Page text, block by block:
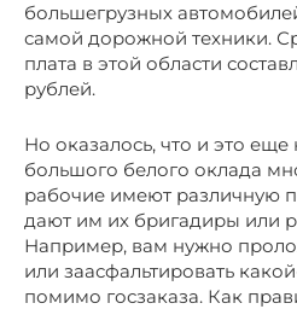
большегрузных
самой дорожной техники.
плата в этой области
рублей.
Но оказалось, что и это
большого белого оклада
рабочие имеют различную
дают им их бригадиры или
Например, вам нужно
или заасфальтировать
помимо госзаказа. Как